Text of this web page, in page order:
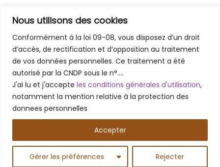
Nous utilisons des cookies
Conformément à la loi 09-08, vous disposez d’un droit
d’accès, de rectification et d’opposition au traitement
de vos données personnelles. Ce traitement a été
autorisé par la CNDP sous le n°….
J'ai lu et j'accepte les conditions générales d'utilisation,
notamment la mention relative à la protection des
donnees personnelles
Gérer les préférences Rejecter
Accepter
Portail National de Maroc
Contactez-Nous
Faculté des Lettres et des Sciences Humaines - Marrakech
Rue Amarchich, Marrakesh 40000
05 24 31 20 31 / 05 24 31 48 61
Copyright © 2026 – Faculté des Lettres et des Sciences
Humaines Marrakech